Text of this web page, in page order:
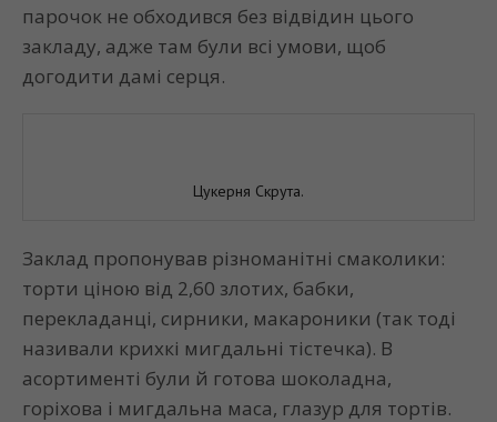
парочок не обходився без відвідин цього
закладу, адже там були всі умови, щоб
догодити дамі серця.
Цукерня Скрута.
Заклад пропонував різноманітні смаколики:
торти ціною від 2,60 злотих, бабки,
перекладанці, сирники, макароники (так тоді
називали крихкі мигдальні тістечка). В
асортименті були й готова шоколадна,
горіхова і мигдальна маса, глазур для тортів.